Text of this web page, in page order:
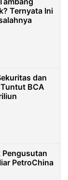
Ternyata Ini
dan
BCA
Pengusutan
PetroChina